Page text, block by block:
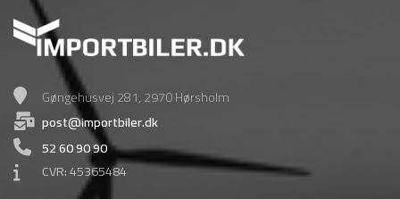
Gøngehusvej 281, 2970 Hørsholm
post@importbiler.dk
52 60 90 90
CVR: 45365484